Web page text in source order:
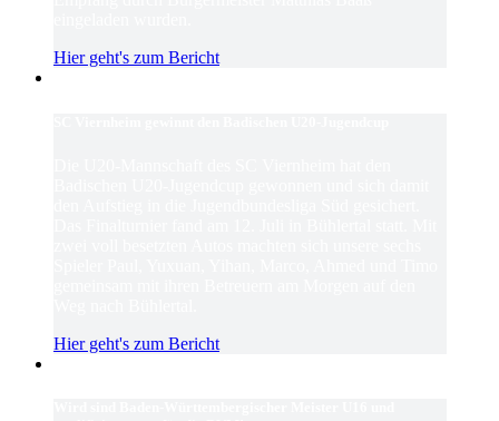
Hier geht's zum Bericht
Hier geht's zum Bericht